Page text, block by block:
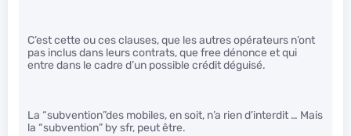
C’est cette ou ces clauses, que les autres opérateurs n’ont
pas inclus dans leurs contrats, que free dénonce et qui
entre dans le cadre d’un possible crédit déguisé.
La “subvention”des mobiles, en soit, n’a rien d’interdit … Mais
la “subvention” by sfr, peut être.